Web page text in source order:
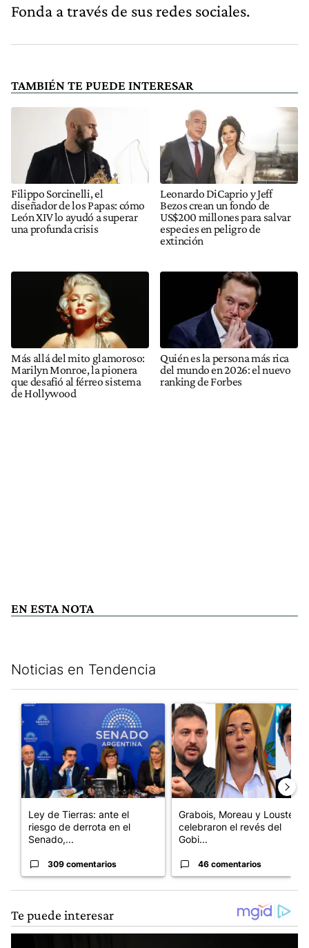
Fonda a través de sus redes sociales.
TAMBIÉN TE PUEDE INTERESAR
Filippo Sorcinelli, el
diseñador de los Papas: cómo
León XIV lo ayudó a superar
una profunda crisis
Leonardo DiCaprio y Jeff
Bezos crean un fondo de
US$200 millones para salvar
especies en peligro de
extinción
Más allá del mito glamoroso:
Marilyn Monroe, la pionera
que desafió al férreo sistema
de Hollywood
Quién es la persona más rica
del mundo en 2026: el nuevo
ranking de Forbes
EN ESTA NOTA
Noticias en Tendencia
Un artículo de tendencia con el título "Ley de Tierras: ante el
Ley de Tierras: ante el
riesgo de derrota en el
Senado,...
309 comentarios
Un artículo de tendencia con
Grabois, Moreau y Lousteau
celebraron el revés del
Gobi...
46 comentarios